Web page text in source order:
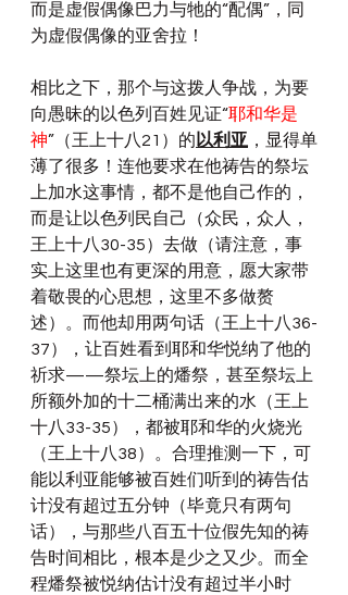
而是虚假偶像巴力与牠的“配偶”，同
为虚假偶像的亚舍拉！
相比之下，那个与这拨人争战，为要
向愚昧的以色列百姓见证“耶和华是
神”（王上十八21）的 以利亚 ，显得单
薄了很多！连他要求在他祷告的祭坛
上加水这事情，都不是他自己作的，
而是让以色列民自己（众民，众人，
王上十八30-35）去做（请注意，事
实上这里也有更深的用意，愿大家带
着敬畏的心思想，这里不多做赘
述）。而他却用两句话（王上十八36-
37），让百姓看到耶和华悦纳了他的
祈求——祭坛上的燔祭，甚至祭坛上
所额外加的十二桶满出来的水（王上
十八33-35），都被耶和华的火烧光
（王上十八38）。合理推测一下，可
能以利亚能够被百姓们听到的祷告估
计没有超过五分钟（毕竟只有两句
话），与那些八百五十位假先知的祷
告时间相比，根本是少之又少。而全
程燔祭被悦纳估计没有超过半小时